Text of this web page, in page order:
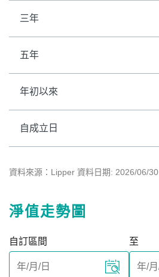
三年
五年
年初以來
自成立日
資料來源：Lipper 資料日期: 2026/06/30
淨值走勢圖
自訂區間 至